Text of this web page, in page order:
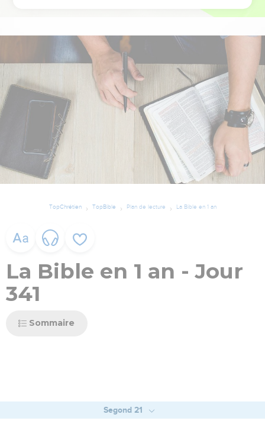
TopChrétien TopBible Plan de lecture La Bible en 1 an
La Bible en 1 an - Jour
341
Sommaire
Segond 21